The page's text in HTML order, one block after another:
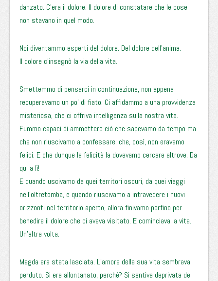
danzato. C’era il dolore. Il dolore di constatare che le cose
non stavano in quel modo.
Noi diventammo esperti del dolore. Del dolore dell’anima.
Il dolore c’insegnò la via della vita.
Smettemmo di pensarci in continuazione, non appena
recuperavamo un po’ di fiato. Ci affidammo a una provvidenza
misteriosa, che ci offriva intelligenza sulla nostra vita.
Fummo capaci di ammettere ciò che sapevamo da tempo ma
che non riuscivamo a confessare: che, così, non eravamo
felici. E che dunque la felicità la dovevamo cercare altrove. Da
qui a lì!
E quando uscivamo da quei territori oscuri, da quei viaggi
nell’oltretomba, e quando riuscivamo a intravedere i nuovi
orizzonti nel territorio aperto, allora finivamo perfino per
benedire il dolore che ci aveva visitato. E cominciava la vita.
Un’altra volta.
Magda era stata lasciata. L’amore della sua vita sembrava
perduto. Si era allontanato, perché? Si sentiva deprivata dei